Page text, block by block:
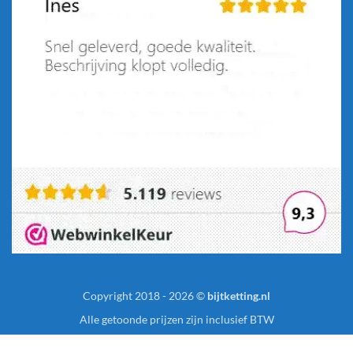
Copyright 2018 - 2026 © bijtketting.nl
Alle getoonde prijzen zijn inclusief BTW